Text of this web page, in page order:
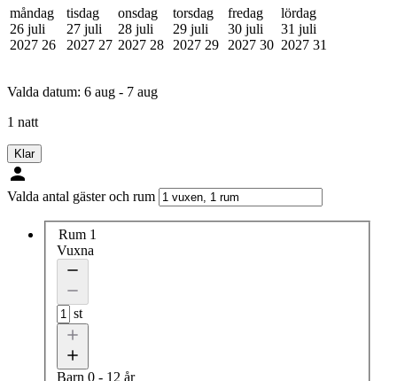
måndag
26 juli
2027 26
tisdag
27 juli
2027 27
onsdag
28 juli
2027 28
torsdag
29 juli
2027 29
fredag
30 juli
2027 30
lördag
31 juli
2027 31
Valda datum: 6 aug - 7 aug
1 natt
Klar
Valda antal gäster och rum
Rum 1
Vuxna
st
Barn 0 - 12 år